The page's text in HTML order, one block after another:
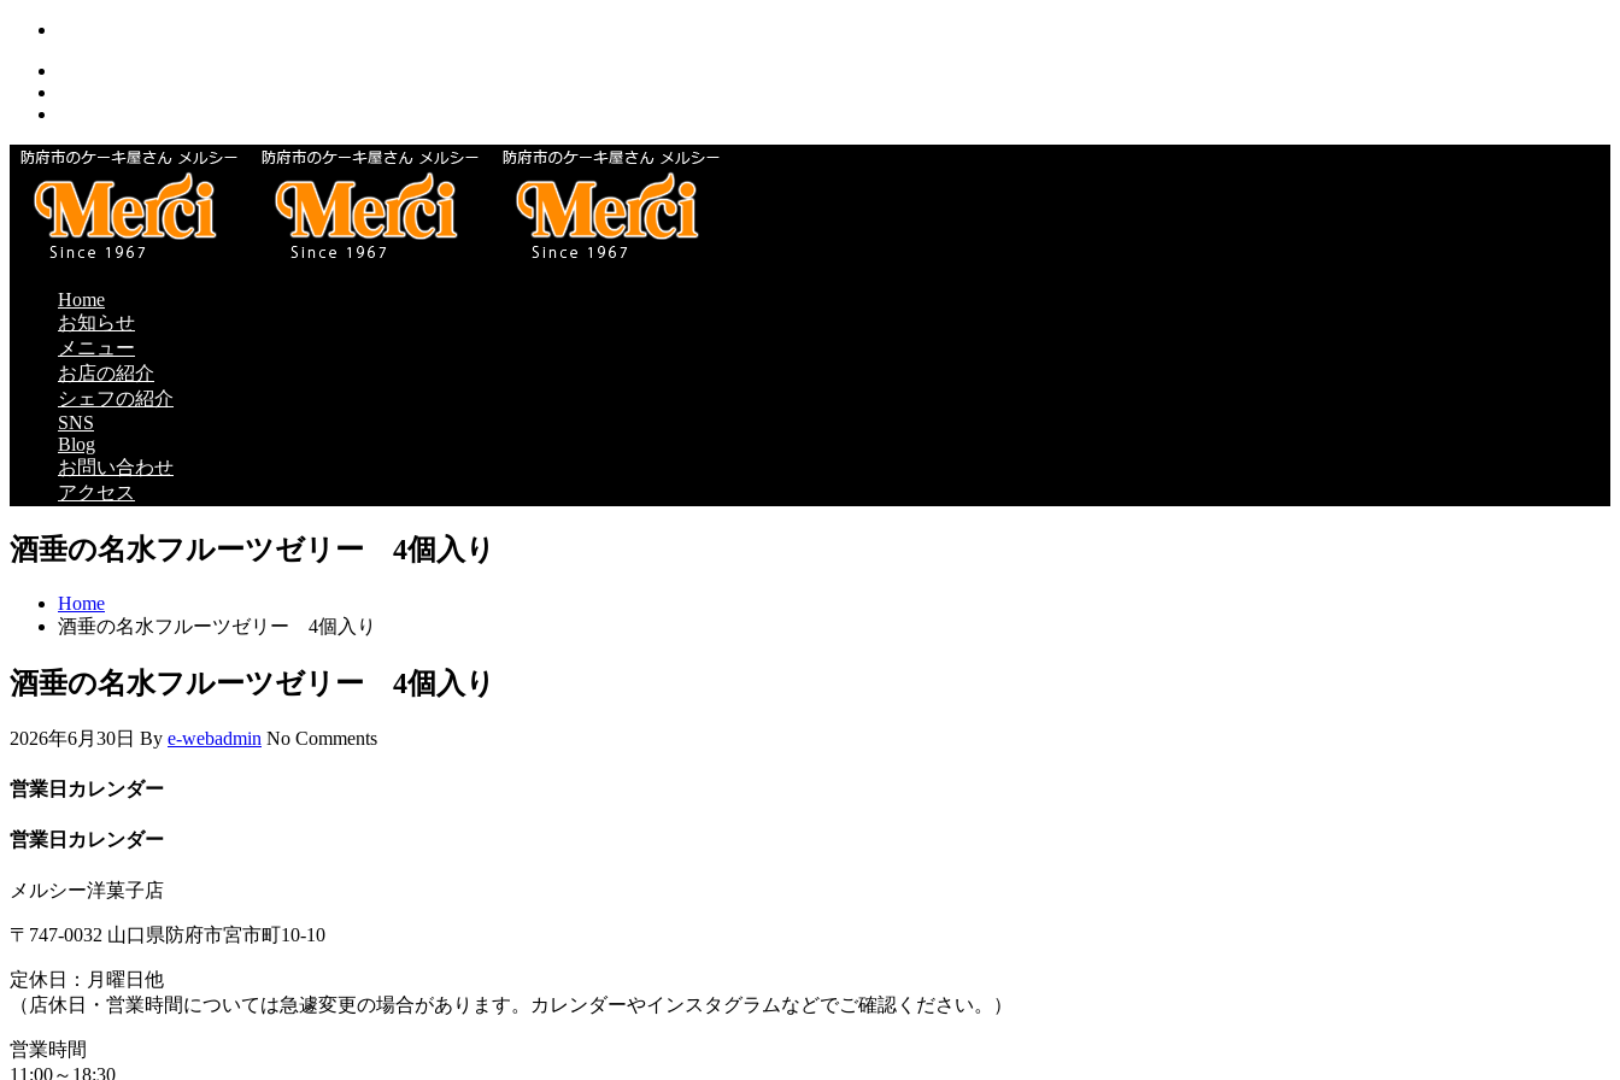
Home
お知らせ
メニュー
お店の紹介
シェフの紹介
SNS
Blog
お問い合わせ
アクセス
酒垂の名水フルーツゼリー 4個入り
Home
酒垂の名水フルーツゼリー 4個入り
酒垂の名水フルーツゼリー 4個入り
2026年6月30日 By e-webadmin No Comments
営業日カレンダー
営業日カレンダー
メルシー洋菓子店
〒747-0032 山口県防府市宮市町10-10
定休日：月曜日他
（店休日・営業時間については急遽変更の場合があります。カレンダーやインスタグラムなどでご確認ください。）
営業時間
11:00～18:30